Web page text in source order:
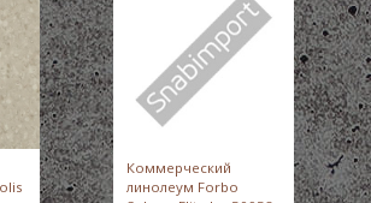
Коммерческий
линолеум Forbo